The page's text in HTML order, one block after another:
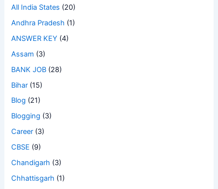
All India States (20)
Andhra Pradesh (1)
ANSWER KEY (4)
Assam (3)
BANK JOB (28)
Bihar (15)
Blog (21)
Blogging (3)
Career (3)
CBSE (9)
Chandigarh (3)
Chhattisgarh (1)